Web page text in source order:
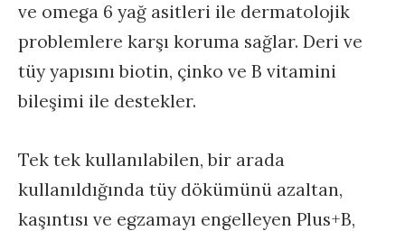
ve omega 6 yağ asitleri ile dermatolojik
problemlere karşı koruma sağlar. Deri ve
tüy yapısını biotin, çinko ve B vitamini
bileşimi ile destekler.
Tek tek kullanılabilen, bir arada
kullanıldığında tüy dökümünü azaltan,
kaşıntısı ve egzamayı engelleyen Plus+B,